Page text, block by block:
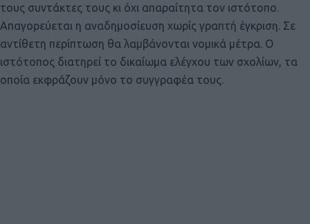
τους συντάκτες τους κι όχι απαραίτητα τον ιστότοπο.
Απαγορεύεται η αναδημοσίευση χωρίς γραπτή έγκριση. Σε
αντίθετη περίπτωση θα λαμβάνονται νομικά μέτρα. Ο
ιστότοπος διατηρεί το δικαίωμα ελέγχου των σχολίων, τα
οποία εκφράζουν μόνο το συγγραφέα τους.